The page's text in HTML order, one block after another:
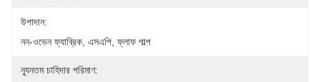
উপাদান:
নন-ওভেন ফ্যাব্রিক, এসএপি, ফ্লাফ পাল্প
ন্যূনতম চাহিদার পরিমাণ: